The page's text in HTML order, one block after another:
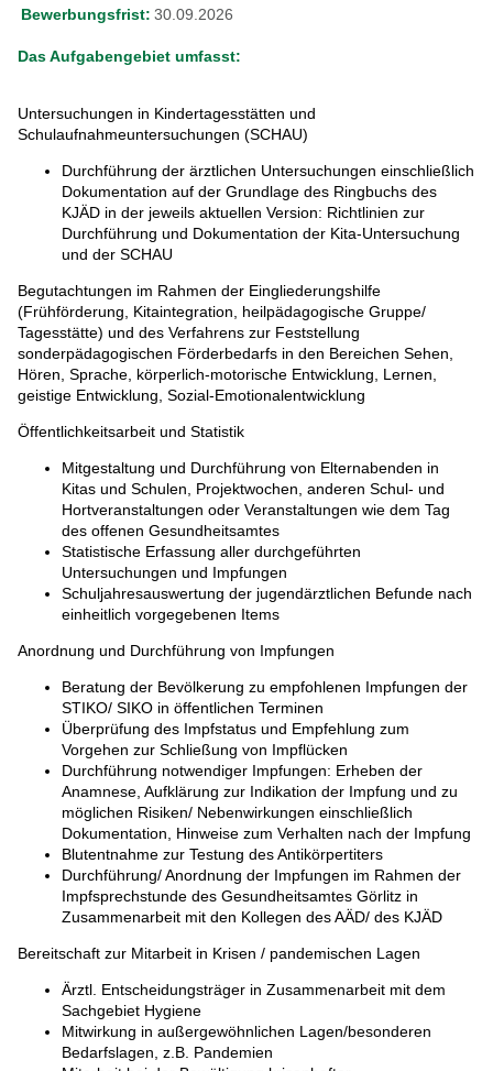
Bewerbungsfrist: 30.09.2026
DasAufgabengebiet umfasst:
Untersuchungen in Kindertagesstätten und
Schulaufnahmeuntersuchungen (SCHAU)
Durchführung der ärztlichen Untersuchungen einschließlich
Dokumentation auf der Grundlage des Ringbuchs des
KJÄD in der jeweils aktuellen Version: Richtlinien zur
Durchführung und Dokumentation der Kita-Untersuchung
und der SCHAU
Begutachtungen im Rahmen der Eingliederungshilfe
(Frühförderung, Kitaintegration, heilpädagogische Gruppe/
Tagesstätte) und des Verfahrens zur Feststellung
sonderpädagogischen Förderbedarfs in den Bereichen Sehen,
Hören, Sprache, körperlich-motorische Entwicklung, Lernen,
geistige Entwicklung, Sozial-Emotionalentwicklung
Öffentlichkeitsarbeit und Statistik
Mitgestaltung und Durchführung von Elternabenden in
Kitas und Schulen, Projektwochen, anderen Schul- und
Hortveranstaltungen oder Veranstaltungen wie dem Tag
des offenen Gesundheitsamtes
Statistische Erfassung aller durchgeführten
Untersuchungen und Impfungen
Schuljahresauswertung der jugendärztlichen Befunde nach
einheitlich vorgegebenen Items
Anordnung und Durchführung von Impfungen
Beratung der Bevölkerung zu empfohlenen Impfungen der
STIKO/ SIKO in öffentlichen Terminen
Überprüfung des Impfstatus und Empfehlung zum
Vorgehen zur Schließung von Impflücken
Durchführung notwendiger Impfungen: Erheben der
Anamnese, Aufklärung zur Indikation der Impfung und zu
möglichen Risiken/ Nebenwirkungen einschließlich
Dokumentation, Hinweise zum Verhalten nach der Impfung
Blutentnahme zur Testung des Antikörpertiters
Durchführung/ Anordnung der Impfungen im Rahmen der
Impfsprechstunde des Gesundheitsamtes Görlitz in
Zusammenarbeit mit den Kollegen des AÄD/ des KJÄD
Bereitschaft zur Mitarbeit in Krisen / pandemischen Lagen
Ärztl. Entscheidungsträger in Zusammenarbeit mit dem
Sachgebiet Hygiene
Mitwirkung in außergewöhnlichen Lagen/besonderen
Bedarfslagen, z.B. Pandemien